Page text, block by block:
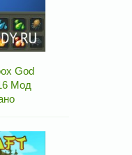
God
Мод